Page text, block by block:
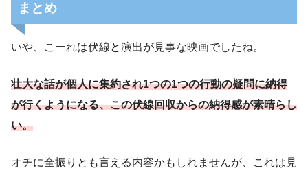
まとめ
いや、こーれは伏線と演出が見事な映画でしたね。
壮大な話が個人に集約され1つの1つの行動の疑問に納得
が行くようになる、この伏線回収からの納得感が素晴らし
い。
オチに全振りとも言える内容かもしれませんが、これは見